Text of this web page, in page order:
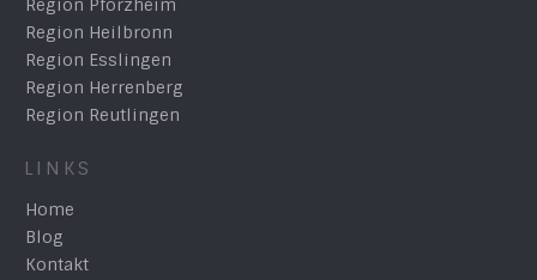
Region Pforzheim
Region Heilbronn
Region Esslingen
Region Herrenberg
Region Reutlingen
LINKS
Home
Blog
Kontakt